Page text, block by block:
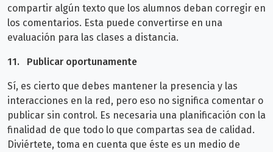
compartir algún texto que los alumnos deban corregir en
los comentarios. Esta puede convertirse en una
evaluación para las clases a distancia.
11. Publicar oportunamente
Sí, es cierto que debes mantener la presencia y las
interacciones en la red, pero eso no significa comentar o
publicar sin control. Es necesaria una planificación con la
finalidad de que todo lo que compartas sea de calidad.
Diviértete, toma en cuenta que éste es un medio de